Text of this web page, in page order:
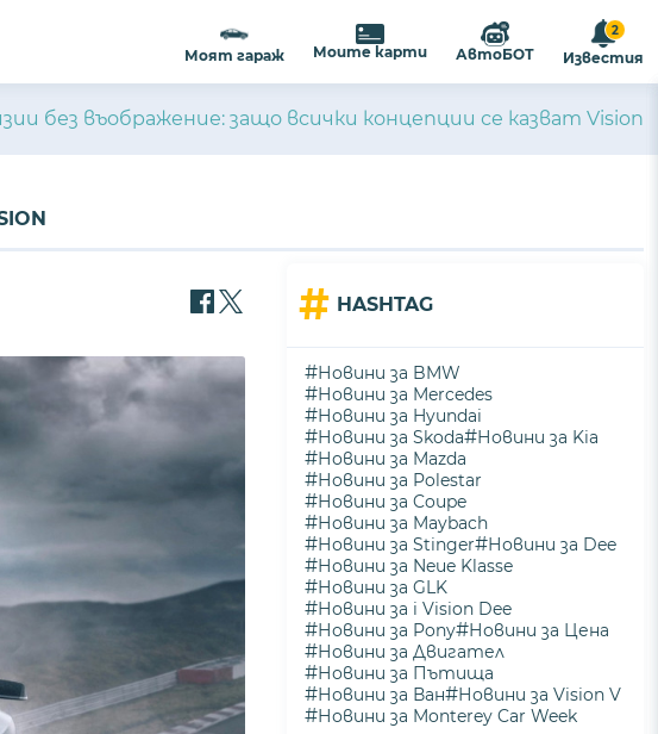
Моят гараж Моите карти АвтоБОТ
2
Известия
без въображение: защо всички концепции се казват Vision
# HASHTAG
#Новини за BMW
#Новини за Mercedes
#Новини за Hyundai
#Новини за Skoda#Новини за Kia
#Новини за Mazda
#Новини за Polestar
#Новини за Coupe
#Новини за Maybach
#Новини за Stinger#Новини за Dee
#Новини за Neue Klasse
#Новини за GLK
#Новини за i Vision Dee
#Новини за Pony#Новини за Цена
#Новини за Двигател
#Новини за Пътища
#Новини за Ван#Новини за Vision V
#Новини за Monterey Car Week